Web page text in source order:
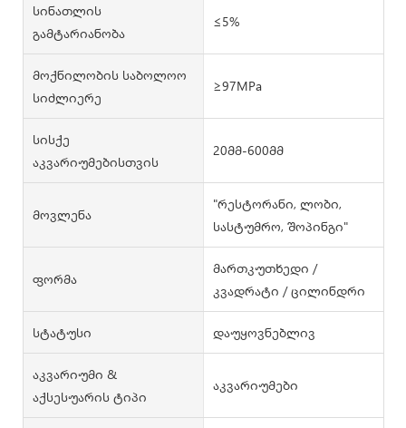
Სინათლის
Გამტარიანობა
≤5%
Მოქნილობის Საბოლოო
Სიძლიერე
≥97MPa
Სისქე
Აკვარიუმებისთვის
20მმ-600მმ
Მოვლენა
"რესტორანი, ლობი,
სასტუმრო, შოპინგი"
Ფორმა
მართკუთხედი /
კვადრატი / ცილინდრი
Სტატუსი დაუყოვნებლივ
Აკვარიუმი &
Აქსესუარის Ტიპი
აკვარიუმები